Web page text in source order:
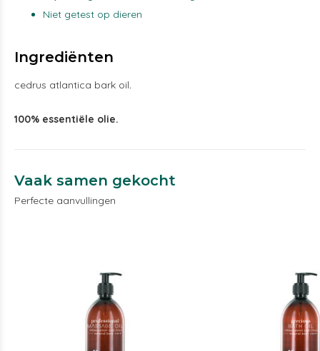
Niet getest op dieren
Ingrediënten
cedrus atlantica bark oil.
100% essentiële olie.
Vaak samen gekocht
Perfecte aanvullingen